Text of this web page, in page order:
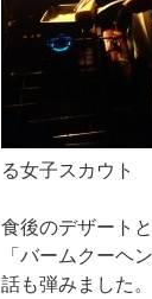
る女子スカウト
食後のデザート
「バームクーヘ
話も弾みました。